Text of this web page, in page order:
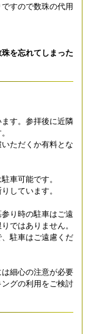
すので数珠の代用
を忘れてしまった
す。参拝後に近隣
ただくか有料とな
車可能です。
しています。
り時の駐車はご遠
ではありません。
駐車はご遠慮くだ
細心の注意が必要
グの利用をご検討